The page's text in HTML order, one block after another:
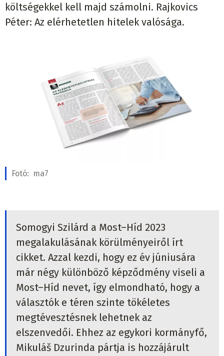
költségekkel kell majd számolni. Rajkovics
Péter: Az elérhetetlen hitelek valósága.
Fotó: ma7
Somogyi Szilárd a Most–Híd 2023
megalakulásának körülményeiről írt
cikket. Azzal kezdi, hogy ez év júniusára
már négy különböző képződmény viseli a
Most–Híd nevet, így elmondható, hogy a
választók e téren szinte tökéletes
megtévesztésnek lehetnek az
elszenvedői. Ehhez az egykori kormányfő,
Mikuláš Dzurinda pártja is hozzájárult